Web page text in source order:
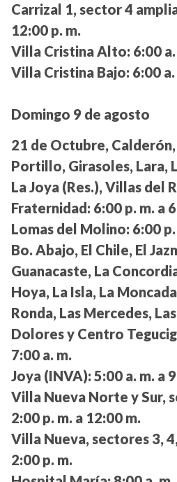
Carrizal 1, sector 4
12:00 p. m.
Villa Cristina Alto: 6:00
Villa Cristina Bajo: 6:00
Domingo 9 de agosto
21 de Octubre, Calderón,
Portillo, Girasoles, Lara,
La Joya (Res.), Villas del
Fraternidad: 6:00 p. m. a
Lomas del Molino: 6:00
Bo. Abajo, El Chile, El
Guanacaste, La
Hoya, La Isla, La
Ronda, Las Mercedes,
Dolores y Centro
7:00 a. m.
Joya (INVA): 5:00 a. m. a
Villa Nueva Norte y Sur,
2:00 p. m. a 12:00 m.
Villa Nueva, sectores 3,
2:00 p. m.